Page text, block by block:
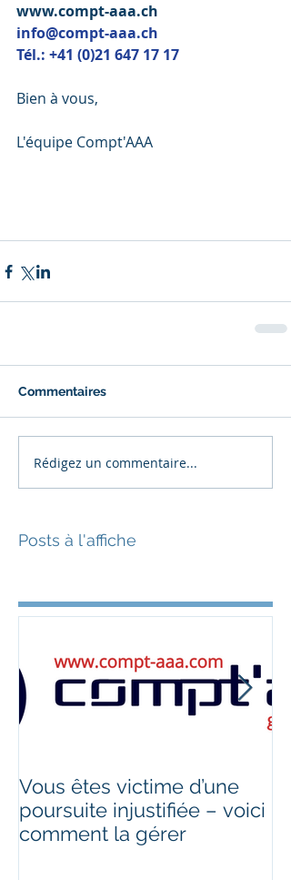
www.compt-aaa.ch
info@compt-aaa.ch
Tél.: +41 (0)21 647 17 17
Bien à vous,
L'équipe Compt'AAA
Commentaires
Rédigez un commentaire...
Posts à l'affiche
Vous êtes victime d’une
poursuite injustifiée – voici
comment la gérer